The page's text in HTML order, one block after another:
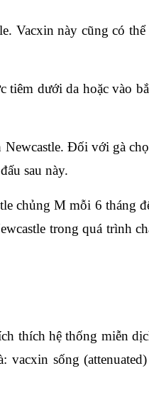
Vacxin này cũng có
dưới da hoặc vào
Newcastle. Đối với gà
sau này.
chủng M mỗi 6 tháng
trong quá trình
thích hệ thống miễn
vacxin sống